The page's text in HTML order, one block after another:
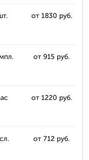
от 1830 руб.
от 915 руб.
от 1220 руб.
от 712 руб.